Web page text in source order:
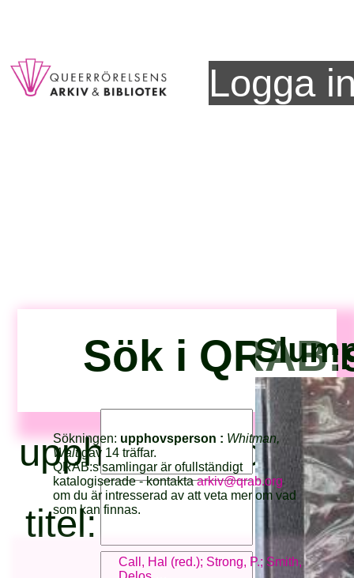
Logga
Sök i
upphovsperson:
titel:
Sökningen: upphovsperson : Whitman,
Waltgav 14 träffar.
QRAB:s samlingar är ofullständigt
katalogiserade - kontaktaarkiv@qrab.org
om du är intresserad av att veta mer om vad
som kan finnas.
Call, Hal (red.); Strong, P.; Smith,